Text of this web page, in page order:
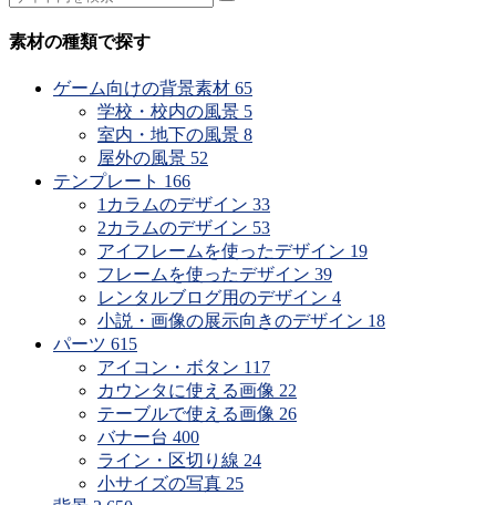
の
公
素材の種類で探す
ゲーム向けの背景素材 65
学校・校内の風景 5
室内・地下の風景 8
屋外の風景 52
テンプレート 166
1カラムのデザイン 33
2カラムのデザイン 53
アイフレームを使ったデザイン 19
フレームを使ったデザイン 39
レンタルブログ用のデザイン 4
小説・画像の展示向きのデザイン 18
パーツ 615
アイコン・ボタン 117
カウンタに使える画像 22
テーブルで使える画像 26
バナー台 400
ライン・区切り線 24
小サイズの写真 25